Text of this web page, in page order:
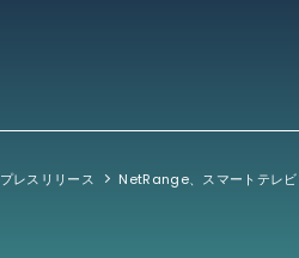
プレスリリース